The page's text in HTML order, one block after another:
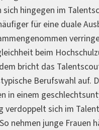
sich hingegen im
für eine duale
beim
bricht das
Berufswahl auf.
in einem
verdoppelt sich im
nehmen junge Frauen